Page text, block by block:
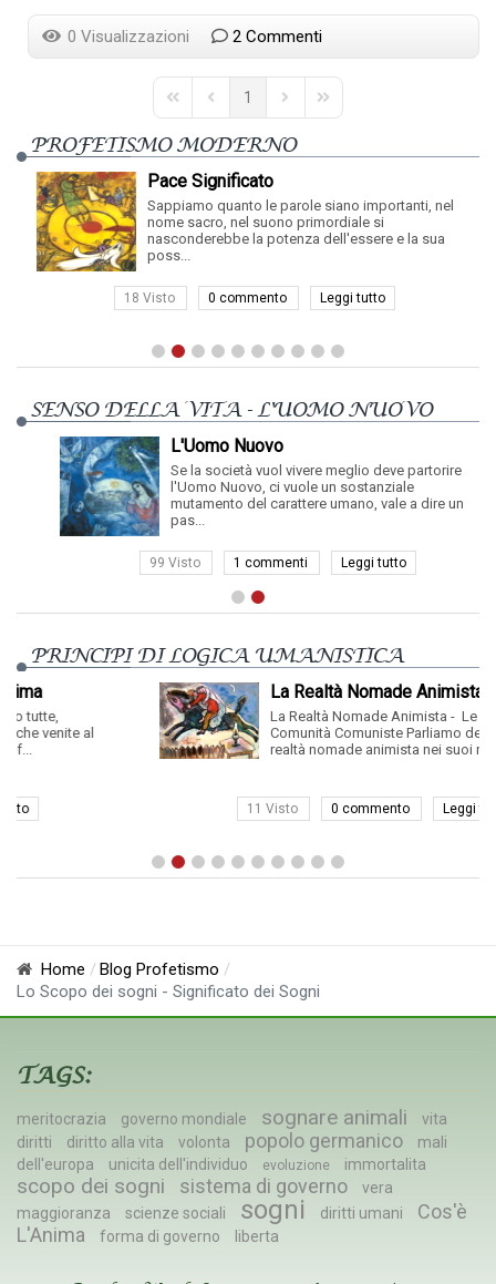
0 Visualizzazioni 2 Commenti
First PagePrevious Page
1
Next PageLast Page
PROFETISMO MODERNO
Pace Significato
Sappiamo quanto le parole siano importanti, nel
nome sacro, nel suono primordiale si
nasconderebbe la potenza dell'essere e la sua
poss...
18 Visto 0 commento Leggi tutto
SENSO DELLA VITA - L'UOMO NUOVO
L'Uomo Nuovo
Se la società vuol vivere meglio deve partorire
l'Uomo Nuovo, ci vuole un sostanziale
mutamento del carattere umano, vale a dire un
pas...
99 Visto 1 commenti Leggi tutto
PRINCIPI DI LOGICA UMANISTICA
La Realtà Nomade Animista
La Realtà Nomade Animista - Le Originarie
Comunità Comuniste Parliamo della
realtà nomade animista nei suoi miti: ...
0 commento Leggi tutto
Home
Blog Profetismo
Lo Scopo dei sogni - Significato dei Sogni
TAGS:
meritocrazia governo mondiale sognare animali
vita
diritti
diritto alla vita volonta popolo germanico
mali
dell'europa
unicita dell'individuo evoluzione immortalita
scopo dei sogni sistema di governo
vera
maggioranza
scienze sociali sogni diritti umani
Cos'è
L'Anima
forma di governo liberta